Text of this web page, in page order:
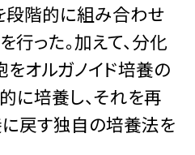
段階的に組み合わせ
行った。加えて、分化
オルガノイド培養の
に培養し、それを再
戻す独自の培養法を